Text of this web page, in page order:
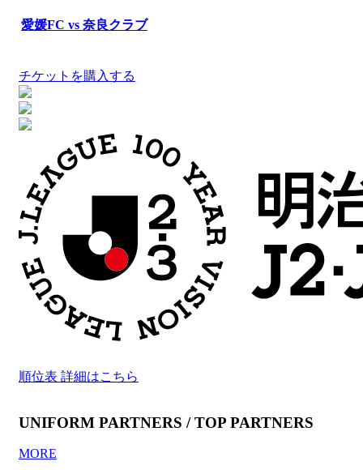
愛媛FC vs 奈良クラブ
チケットを購入する
順位表 詳細はこちら
UNIFORM PARTNERS / TOP PARTNERS
MORE